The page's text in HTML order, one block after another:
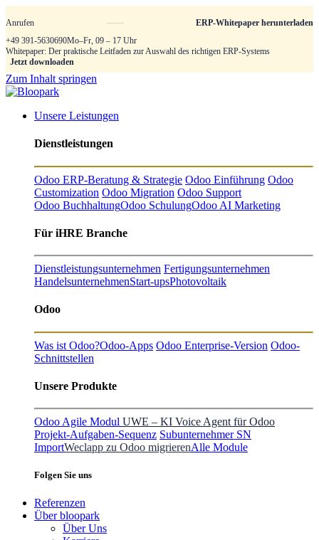
Anrufen
ERP-Whitepaper herunterladen
+49 391-5630690Mo–Fr, 09 – 17 Uhr
Whitepaper: Der praktische Leitfaden zur Auswahl des richtigen ERP-Systems
Jetzt downloaden
Zum Inhalt springen
Unsere Leistungen
Dienstleistungen
Odoo ERP-Beratung & Strategie Odoo Einführung Odoo
Customization Odoo Migration Odoo Support
Odoo BuchhaltungOdoo SchulungOdoo AI Marketing
Für iHRE Branche
Dienstleistungsunternehmen Fertigungsunternehmen
HandelsunternehmenStart-upsPhotovoltaik
Odoo
Was ist Odoo?Odoo-Apps Odoo Enterprise-Version Odoo-
Schnittstellen
Unsere Produkte
Odoo Agile Modul UWE – KI Voice Agent für Odoo
Projekt-Aufgaben-Sequenz Subunternehmer SN
ImportWeclapp zu Odoo migrierenAlle Module
Folgen Sie uns
Referenzen
Über bloopark
Über Uns